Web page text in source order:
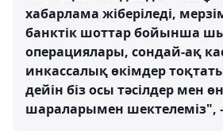
хабарлама жіберіледі,
банктік шоттар бойынша
операциялары, сондай-ақ
инкассалық өкімдер
дейін біз осы тәсілдер мен
шараларымен шектелеміз",